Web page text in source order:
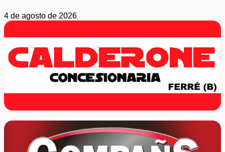
4 de agosto de 2026